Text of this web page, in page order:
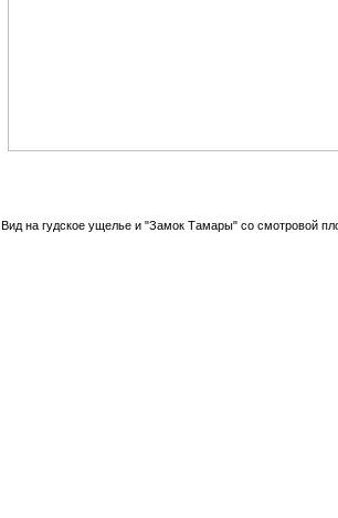
Вид на гудское ущелье и "Замок Тамары" со смотровой